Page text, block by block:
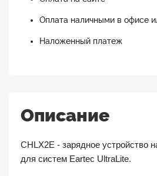
Оплата наличными в офисе
Наложенный платеж
Описание
CHLX2E - зарядное устройство
для систем Eartec UltraLite.